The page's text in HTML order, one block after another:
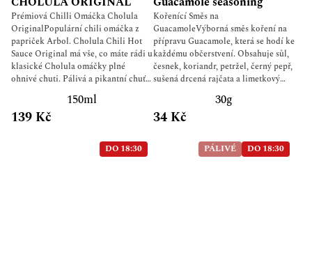
modifikovaný škrob, zahušťovadla
(guma guar, xanthan), koncentrát z
rajčat, jedlá sůl, sýrové aroma
(obsahuje mléko), aroma z papriky,
regulátory kyselosti (kyselina
citronová, kyselina mléčná),
hydrolyzovaná sójová bílkovina,
hydrolyzovaná pšeničná bílkovina,
koření (chilli, černý pepř),
konzervant (sorban draselný), barvivo
si můžete namáčet kukuřičné tortilla
Prémiová Chilli Omáčka Cholula
OriginalPopulární chili omáčka z
papriček Arbol. Cholula Chili Hot
Sauce Original má vše, co máte rádi u
klasické Cholula omáčky plné
ohnivé chuti. Pálivá a pikantní chuť
vyvolává neuvěřitelně skvělý pocit.
150ml
139 Kč
Kořenící Směs na
GuacamoleVýborná směs koření na
přípravu Guacamole, která se hodí ke
každému občerstvení. Obsahuje sůl,
česnek, koriandr, petržel, černý pepř,
sušená drcená rajčata a limetkový
30g
34 Kč
DO 18:30 PÁLIVÉ DO 18:30